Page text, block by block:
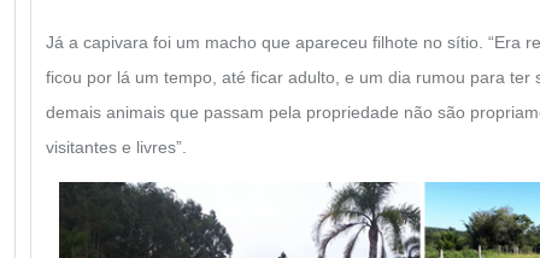
Já a capivara foi um macho que apareceu filhote no sítio. “Era
ficou por lá um tempo, até ficar adulto, e um dia rumou para ter
demais animais que passam pela propriedade não são
visitantes e livres”.